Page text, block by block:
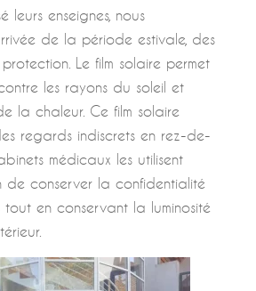
leurs enseignes, nous
de la période estivale, des
Le film solaire permet
les rayons du soleil et
la chaleur. Ce film solaire
regards indiscrets en rez-de-
médicaux les utilisent
de conserver la confidentialité
en conservant la luminosité